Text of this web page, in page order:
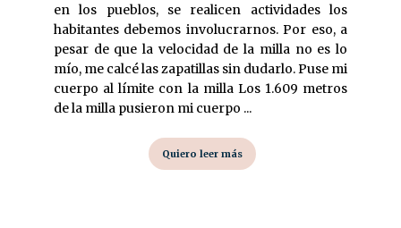
en los pueblos, se realicen actividades los
habitantes debemos involucrarnos. Por eso, a
pesar de que la velocidad de la milla no es lo
mío, me calcé las zapatillas sin dudarlo. Puse mi
cuerpo al límite con la milla Los 1.609 metros
de la milla pusieron mi cuerpo ...
Quiero leer más